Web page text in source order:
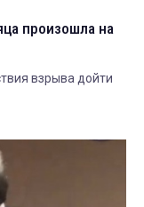
произошла на
взрыва дойти